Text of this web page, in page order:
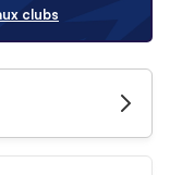
clubs